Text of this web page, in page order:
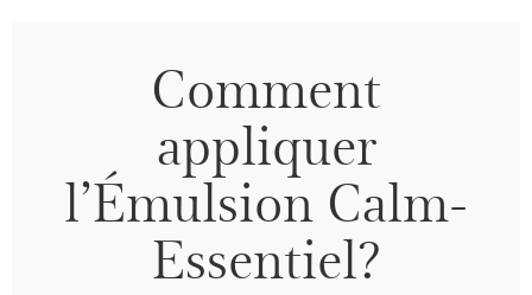
Comment
appliquer
l’Émulsion Calm-
Essentiel?